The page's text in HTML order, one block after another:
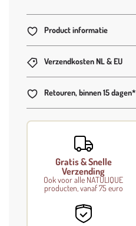
d
i
.
Product informatie
Verzendkosten NL & EU
Retouren, binnen 15 dagen*
Gratis & Snelle
Verzending
Ook voor alle NATULIQUE
producten, vanaf 75 euro